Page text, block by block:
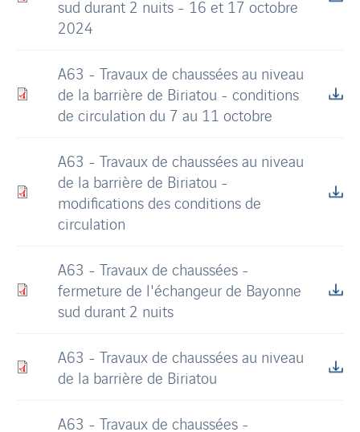
sud durant 2 nuits - 16 et 17 octobre
2024
A63 - Travaux de chaussées au niveau
de la barrière de Biriatou - conditions
de circulation du 7 au 11 octobre
A63 - Travaux de chaussées au niveau
de la barrière de Biriatou -
modifications des conditions de
circulation
A63 - Travaux de chaussées -
fermeture de l'échangeur de Bayonne
sud durant 2 nuits
A63 - Travaux de chaussées au niveau
de la barrière de Biriatou
A63 - Travaux de chaussées -